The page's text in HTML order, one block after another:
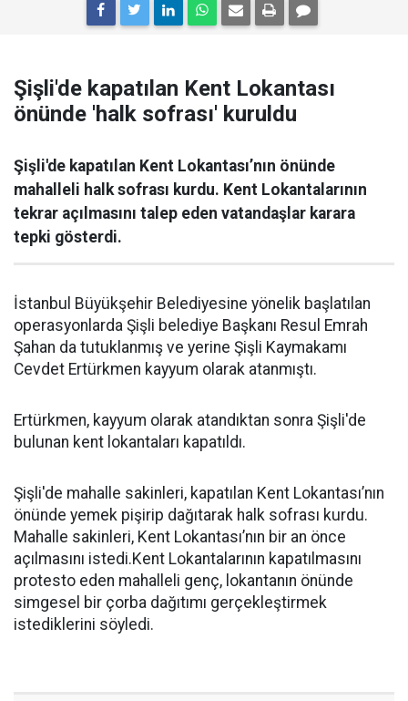
Şişli'de kapatılan Kent Lokantası
önünde 'halk sofrası' kuruldu
Şişli'de kapatılan Kent Lokantası’nın önünde
mahalleli halk sofrası kurdu. Kent Lokantalarının
tekrar açılmasını talep eden vatandaşlar karara
tepki gösterdi.
İstanbul Büyükşehir Belediyesine yönelik başlatılan
operasyonlarda Şişli belediye Başkanı Resul Emrah
Şahan da tutuklanmış ve yerine Şişli Kaymakamı
Cevdet Ertürkmen kayyum olarak atanmıştı.
Ertürkmen, kayyum olarak atandıktan sonra Şişli'de
bulunan kent lokantaları kapatıldı.
Şişli'de mahalle sakinleri, kapatılan Kent Lokantası’nın
önünde yemek pişirip dağıtarak halk sofrası kurdu.
Mahalle sakinleri, Kent Lokantası’nın bir an önce
açılmasını istedi.Kent Lokantalarının kapatılmasını
protesto eden mahalleli genç, lokantanın önünde
simgesel bir çorba dağıtımı gerçekleştirmek
istediklerini söyledi.